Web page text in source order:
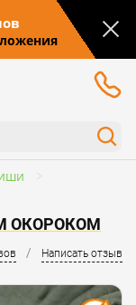
ОКОРОКОМ
/ Написать отзыв